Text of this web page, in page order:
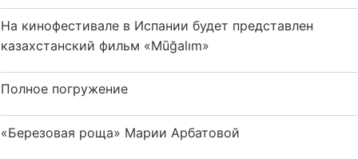
На кинофестивале в Испании будет представлен
казахстанский фильм «Mūğalım»
Полное погружение
«Березовая роща» Марии Арбатовой